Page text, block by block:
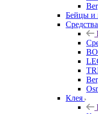
Бейцы и
Клея